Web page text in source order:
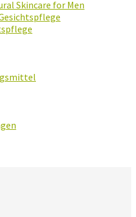
Skincare for Men